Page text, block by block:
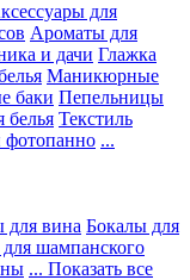
для
Ароматы для
и дачи Глажка
Маникюрные
баки Пепельницы
Текстиль
...
для вина Бокалы для
шампанского
... Показать все